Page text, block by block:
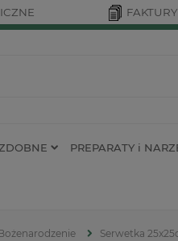
FAKTURY
PREPARATY i
Serwetka